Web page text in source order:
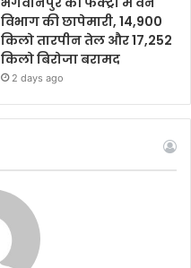
विभाग की छापेमारी, 14,900
किलो तारपीन तेल और 17,252
किलो बिरोजा बरामद
2 days ago